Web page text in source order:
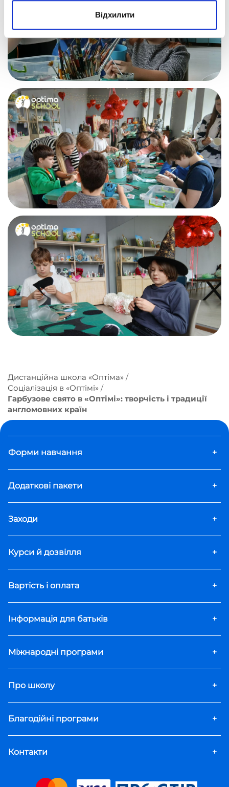
Відхилити
Дистанційна школа «Оптіма»
Соціалізація в «Оптімі»
Гарбузове свято в «Оптімі»: творчість і традиції
англомовних країн
Форми навчання +
Додаткові пакети +
Заходи +
Курси й дозвілля +
Вартість і оплата +
Інформація для батьків +
Міжнародні програми +
Про школу +
Благодійні програми +
Контакти +